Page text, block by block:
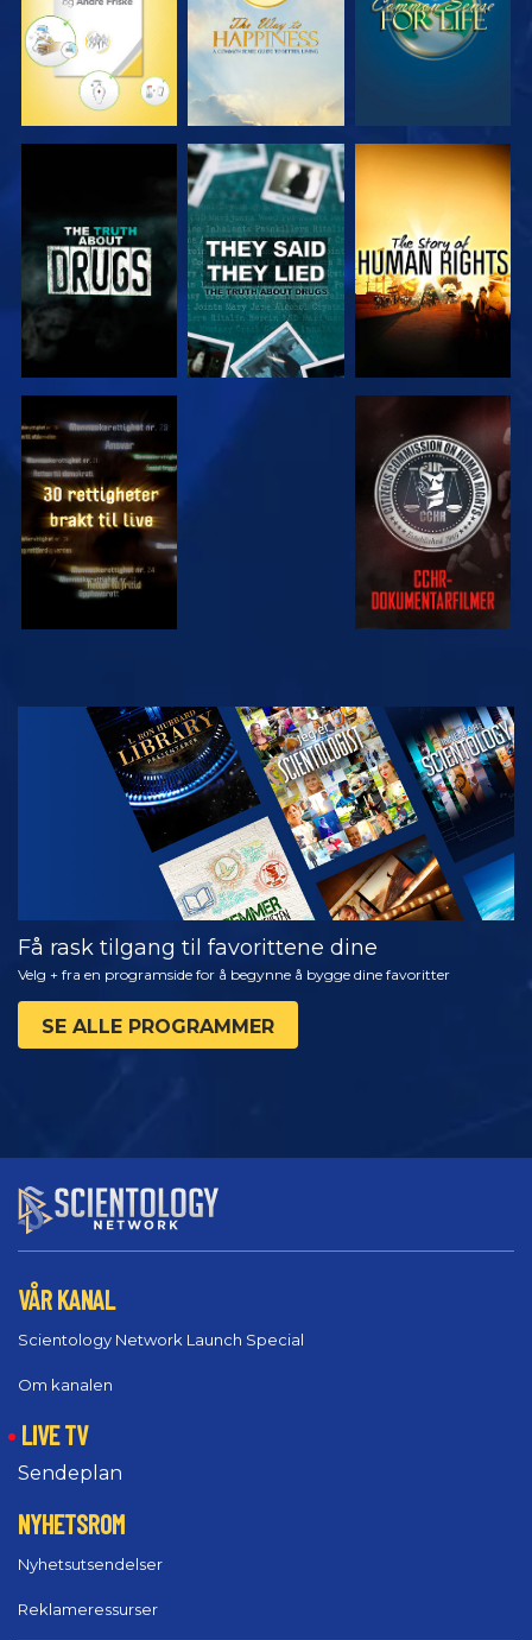
SE SE
SE SE
SE
UTFORSK
SERIEN
Få rask tilgang til favorittene dine
Velg + fra en programside for å begynne å bygge dine favoritter
SE ALLE PROGRAMMER
VÅR KANAL
Scientology Network Launch Special
Om kanalen
LIVE TV
Sendeplan
NYHETSROM
Nyhetsutsendelser
Reklameressurser